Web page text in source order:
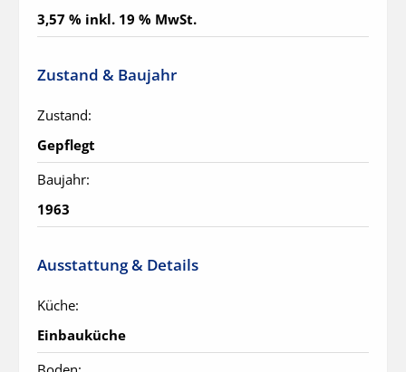
3,57 % inkl. 19 % MwSt.
Zustand & Baujahr
Zustand:
Gepflegt
Baujahr:
1963
Ausstattung & Details
Küche:
Einbauküche